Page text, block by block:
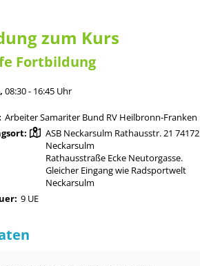
zum Kurs
Fortbildung
08:30 - 16:45 Uhr
Arbeiter Samariter Bund RV Heilbronn-Franken
ASB Neckarsulm Rathausstr. 21 74172
Neckarsulm
Rathausstraße Ecke Neutorgasse.
Gleicher Eingang wie Radsportwelt
Neckarsulm
9 UE